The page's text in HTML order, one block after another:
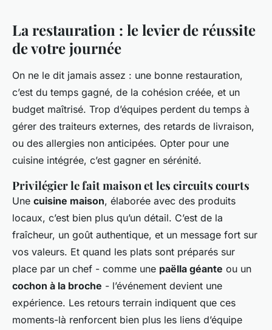
La restauration : le levier de réussite
de votre journée
On ne le dit jamais assez : une bonne restauration,
c’est du temps gagné, de la cohésion créée, et un
budget maîtrisé. Trop d’équipes perdent du temps à
gérer des traiteurs externes, des retards de livraison,
ou des allergies non anticipées. Opter pour une
cuisine intégrée, c’est gagner en sérénité.
Privilégier le fait maison et les circuits courts
Une cuisine maison, élaborée avec des produits
locaux, c’est bien plus qu’un détail. C’est de la
fraîcheur, un goût authentique, et un message fort sur
vos valeurs. Et quand les plats sont préparés sur
place par un chef - comme une paëlla géante ou un
cochon à la broche - l’événement devient une
expérience. Les retours terrain indiquent que ces
moments-là renforcent bien plus les liens d’équipe